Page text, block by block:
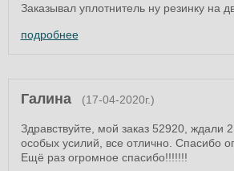
Заказывал уплотнитель ну резинку
подробнее
Галина (17-04-2020г.)
Здравствуйте, мой заказ 52920, ждали
особых усилий, все отлично. Спасибо
Ещё раз огромное спасибо!!!!!!!